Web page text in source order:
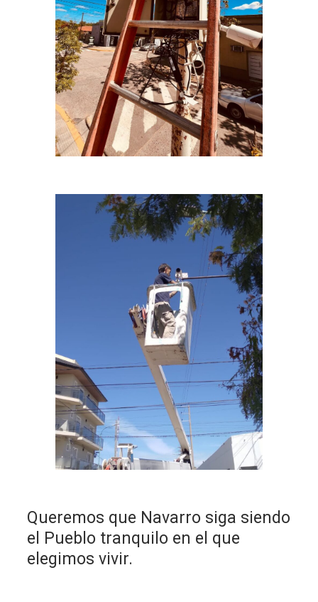
Queremos que Navarro siga siendo
el Pueblo tranquilo en el que
elegimos vivir.